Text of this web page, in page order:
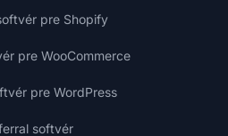
pre Shopify
pre WooCommerce
pre WordPress
softvér